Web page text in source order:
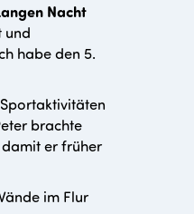
Nacht
und
habe den 5.
brachte
damit er früher
im Flur